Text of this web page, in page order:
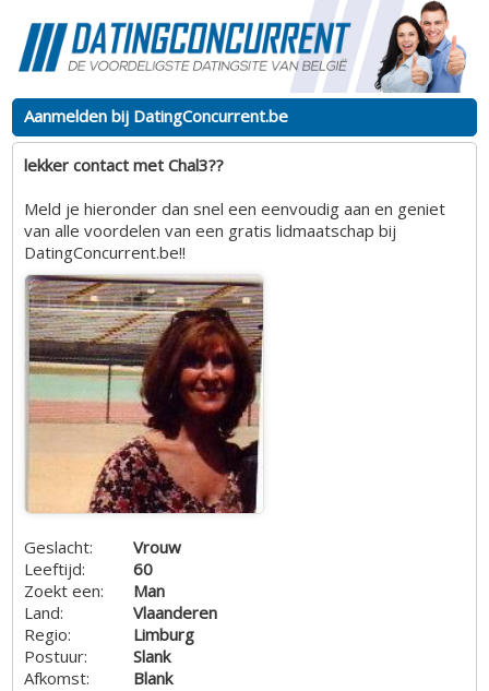
Aanmelden bij DatingConcurrent.be
lekker contact met Chal3??
Meld je hieronder dan snel een eenvoudig aan en geniet
van alle voordelen van een gratis lidmaatschap bij
DatingConcurrent.be!!
Geslacht:
Vrouw
Leeftijd:
60
Zoekt een:
Man
Land:
Vlaanderen
Regio:
Limburg
Postuur:
Slank
Afkomst:
Blank